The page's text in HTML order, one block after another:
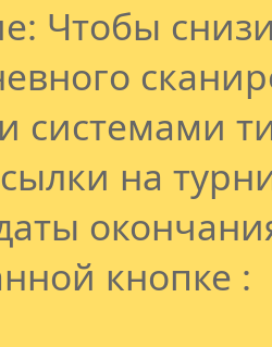
Чтобы
системами
на
кнопке :